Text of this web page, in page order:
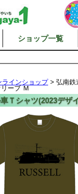
ショップ一覧
ラインショップ> 弘南鉄
ーブ Ｍ